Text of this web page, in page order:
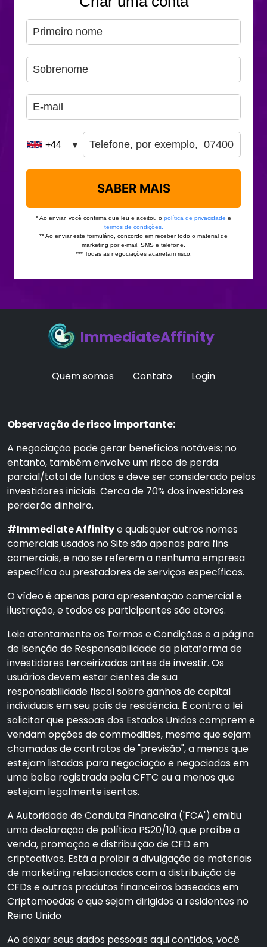
ImmediateAffinity
Quem somos Contato Login
Observação de risco importante:
A negociação pode gerar benefícios notáveis; no
entanto, também envolve um risco de perda
parcial/total de fundos e deve ser considerado pelos
investidores iniciais. Cerca de 70% dos investidores
perderão dinheiro.
#Immediate Affinitye quaisquer outros nomes
comerciais usados no Site são apenas para fins
comerciais, e não se referem a nenhuma empresa
específica ou prestadores de serviços específicos.
O vídeo é apenas para apresentação comercial e
ilustração, e todos os participantes são atores.
Leia atentamente os Termos e Condições e a página
de Isenção de Responsabilidade da plataforma de
investidores terceirizados antes de investir. Os
usuários devem estar cientes de sua
responsabilidade fiscal sobre ganhos de capital
individuais em seu país de residência. É contra a lei
solicitar que pessoas dos Estados Unidos comprem e
vendam opções de commodities, mesmo que sejam
chamadas de contratos de "previsão", a menos que
estejam listadas para negociação e negociadas em
uma bolsa registrada pela CFTC ou a menos que
estejam legalmente isentas.
A Autoridade de Conduta Financeira ('FCA') emitiu
uma declaração de política PS20/10, que proíbe a
venda, promoção e distribuição de CFD em
criptoativos. Está a proibir a divulgação de materiais
de marketing relacionados com a distribuição de
CFDs e outros produtos financeiros baseados em
Criptomoedas e que sejam dirigidos a residentes no
Reino Unido
Ao deixar seus dados pessoais aqui contidos, você